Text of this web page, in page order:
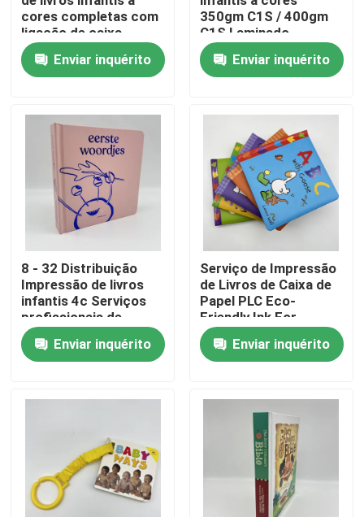
Casa
Vídeos
Sobre nós
Recurso
Contacte-nos
Notícia
Impressão de livros de mesa
Impressão de cartas de tarô
cores completas com
ligação de caixa
costurada por secção
Enviar inquérito
350gm C1S / 400gm
C1S Laminado
brilhante
Enviar inquérito
8 - 32 Distribuição
Impressão de livros
infantis 4c Serviços
profissionais de
impressão a cores
Enviar inquérito
Serviço de Impressão
de Livros de Caixa de
Papel PLC Eco-
Friendly Ink For
Children
Enviar inquérito